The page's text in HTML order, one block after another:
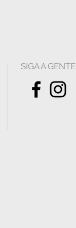
SIGA A GENTE